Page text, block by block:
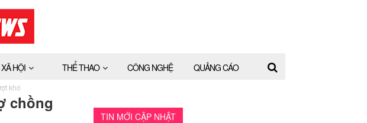
HỘI THỂ THAO CÔNG NGHỆ QUẢNG CÁO
khó
chồng
TIN MỚI CẬP NHẬT